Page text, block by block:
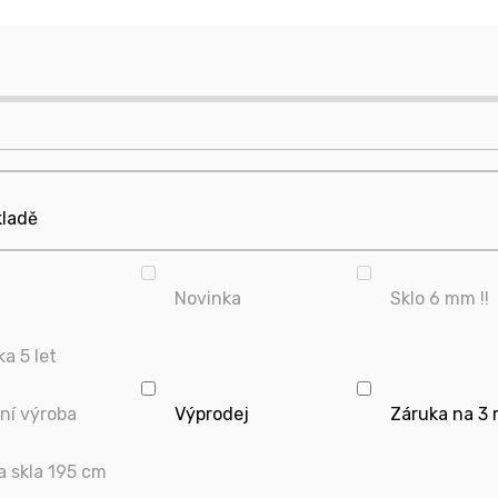
Novinka Sklo 6 mm !!
5 let
výroba Výprodej Záruka na 3
skla 195 cm